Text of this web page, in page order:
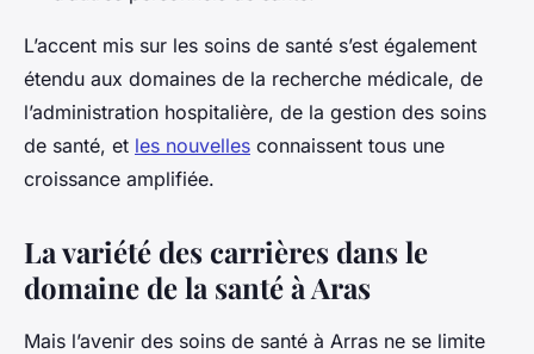
L’accent mis sur les soins de santé s’est également
étendu aux domaines de la recherche médicale, de
l’administration hospitalière, de la gestion des soins
de santé, et les nouvelles connaissent tous une
croissance amplifiée.
La variété des carrières dans le
domaine de la santé à Aras
Mais l’avenir des soins de santé à Arras ne se limite